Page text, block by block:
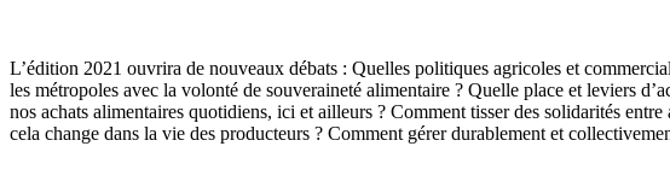
L’édition 2021 ouvrira de nouveaux débats : Quelles politiques agricoles et
les métropoles avec la volonté de souveraineté alimentaire ? Quelle place et leviers
nos achats alimentaires quotidiens, ici et ailleurs ? Comment tisser des solidarités
cela change dans la vie des producteurs ? Comment gérer durablement et